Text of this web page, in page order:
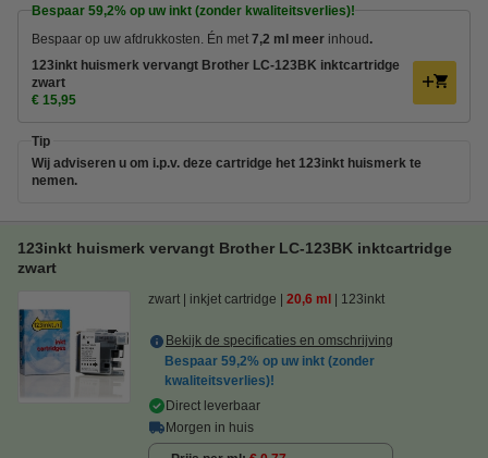
Bespaar 59,2% op uw inkt (zonder kwaliteitsverlies)!
Bespaar op uw afdrukkosten. Én met 7,2 ml meer inhoud .
123inkt huismerk vervangt Brother LC-123BK inktcartridge
zwart
€ 15,95
Tip
Wij adviseren u om i.p.v. deze cartridge het 123inkt huismerk te
nemen.
123inkt huismerk vervangt Brother LC-123BK inktcartridge
zwart
zwart inkjet cartridge 20,6 ml 123inkt
Bekijk de specificaties en omschrijving
Bespaar 59,2% op uw inkt (zonder
kwaliteitsverlies)!
Direct leverbaar
Morgen in huis